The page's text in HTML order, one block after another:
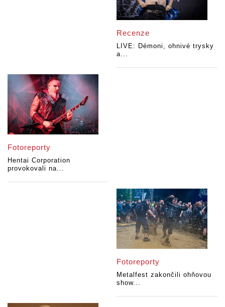
Recenze
LIVE: Démoni, ohnivé trysky
a...
Fotoreporty
Hentai Corporation
provokovali na...
Fotoreporty
Metalfest zakončili ohňovou
show...